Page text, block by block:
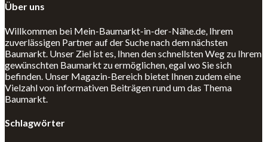
Über uns
Willkommen bei Mein-Baumarkt-in-der-Nähe.de, Ihrem
zuverlässigen Partner auf der Suche nach dem nächsten
Baumarkt. Unser Ziel ist es, Ihnen den schnellsten Weg zu Ihrem
gewünschten Baumarkt zu ermöglichen, egal wo Sie sich
befinden. Unser Magazin-Bereich bietet Ihnen zudem eine
Vielzahl von informativen Beiträgen rund um das Thema
Baumarkt.
Schlagwörter